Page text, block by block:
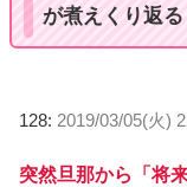
が煮えくり返る
128: 2019/03/05(火)
突然旦那から「将